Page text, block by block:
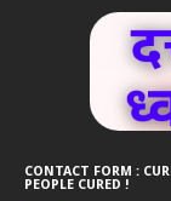
CONTACT FORM :
PEOPLE CURED !